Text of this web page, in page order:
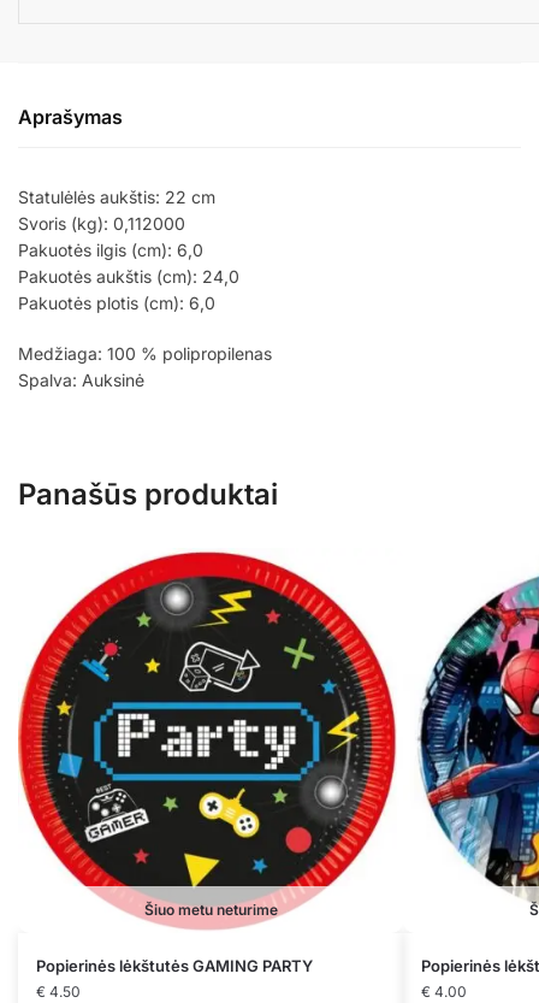
Aprašymas
Statulėlės aukštis: 22 cm
Svoris (kg): 0,112000
Pakuotės ilgis (cm): 6,0
Pakuotės aukštis (cm): 24,0
Pakuotės plotis (cm): 6,0
Medžiaga: 100 % polipropilenas
Spalva: Auksinė
Panašūs produktai
Šiuo metu neturime
Popierinės lėkštutės GAMING PARTY
€ 4.50
Popierinės
€ 4.00